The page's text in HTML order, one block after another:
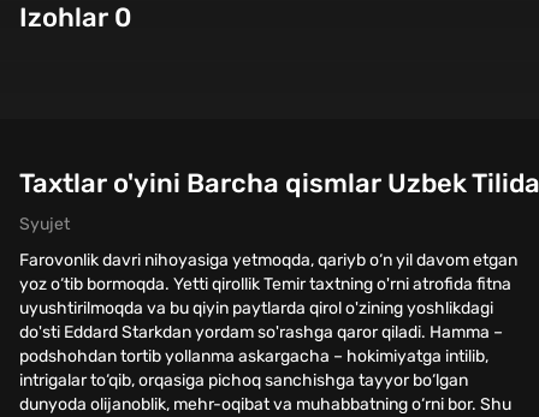
Izohlar 0
Taxtlar o'yini Barcha qismlar Uzbek Tilida
Syujet
Farovonlik davri nihoyasiga yetmoqda, qariyb o‘n yil davom etgan
yoz o‘tib bormoqda. Yetti qirollik Temir taxtning o'rni atrofida fitna
uyushtirilmoqda va bu qiyin paytlarda qirol o'zining yoshlikdagi
do'sti Eddard Starkdan yordam so'rashga qaror qiladi. Hamma –
podshohdan tortib yollanma askargacha – hokimiyatga intilib,
intrigalar to‘qib, orqasiga pichoq sanchishga tayyor bo‘lgan
dunyoda olijanoblik, mehr-oqibat va muhabbatning o‘rni bor. Shu